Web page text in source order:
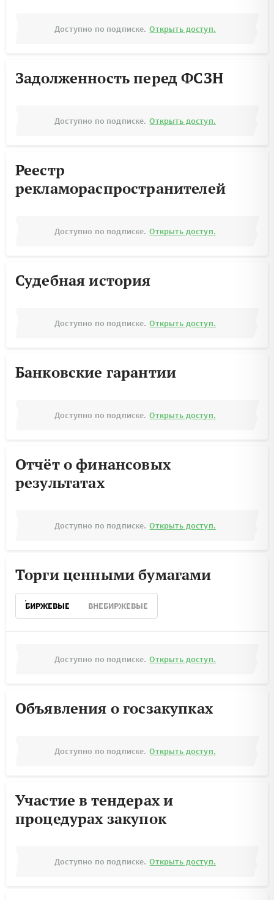
Доступно по подписке. Открыть доступ.
Задолженность перед ФСЗН
Доступно по подписке. Открыть доступ.
Реестр
рекламораспространителей
Доступно по подписке. Открыть доступ.
Судебная история
Доступно по подписке. Открыть доступ.
Банковские гарантии
Доступно по подписке. Открыть доступ.
Отчёт о финансовых
результатах
Доступно по подписке. Открыть доступ.
Торги ценными бумагами
БИРЖЕВЫЕ ВНЕБИРЖЕВЫЕ
Доступно по подписке. Открыть доступ.
Объявления о госзакупках
Доступно по подписке. Открыть доступ.
Участие в тендерах и
процедурах закупок
Доступно по подписке. Открыть доступ.